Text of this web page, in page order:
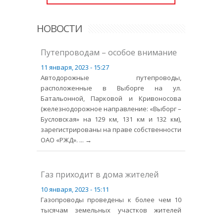
НОВОСТИ
Путепроводам – особое внимание
11 января, 2023 - 15:27
Автодорожные путепроводы,
расположенные в Выборге на ул.
Батальонной, Парковой и Кривоносова
(железнодорожное направление: «Выборг –
Бусловская» на 129 км, 131 км и 132 км),
зарегистрированы на праве собственности
ОАО «РЖД». ... →
Газ приходит в дома жителей
10 января, 2023 - 15:11
Газопроводы проведены к более чем 10
тысячам земельных участков жителей